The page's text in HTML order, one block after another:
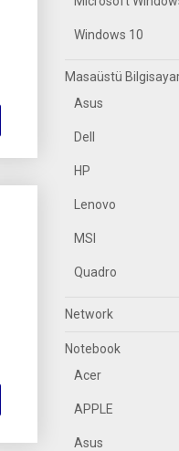
Windows 10
Masaüstü
Asus
Dell
HP
Lenovo
MSI
Quadro
Network
Notebook
Acer
APPLE
Asus